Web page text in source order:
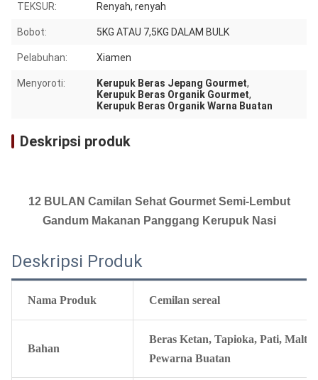
TEKSUR: Renyah, renyah
Bobot: 5KG ATAU 7,5KG DALAM BULK
Pelabuhan: Xiamen
Menyoroti: Kerupuk Beras Jepang Gourmet,
Kerupuk Beras Organik Gourmet,
Kerupuk Beras Organik Warna Buatan
Deskripsi produk
12 BULAN Camilan Sehat Gourmet Semi-Lembut
Gandum Makanan Panggang Kerupuk Nasi
Deskripsi Produk
Nama Produk Cemilan sereal
Bahan
Beras Ketan, Tapioka, Pati,
Pewarna Buatan